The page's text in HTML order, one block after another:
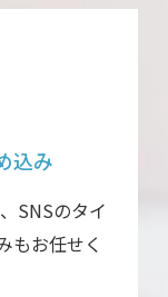
込み
SNSのタイ
もお任せく